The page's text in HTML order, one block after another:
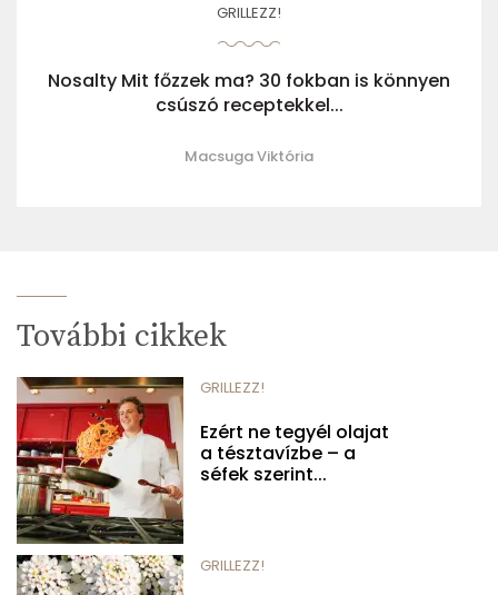
GRILLEZZ!
Nosalty Mit főzzek ma? 30 fokban is könnyen
csúszó receptekkel...
Macsuga Viktória
További cikkek
GRILLEZZ!
Ezért ne tegyél olajat
a tésztavízbe – a
séfek szerint...
GRILLEZZ!